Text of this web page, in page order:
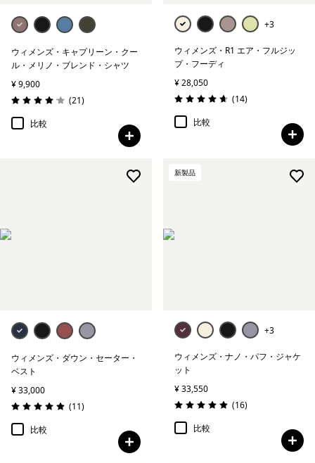
ウィメンズ・キャプリーン・クー
ル・メリノ・ブレンド・シャツ
¥ 9,900
評価: 4.0 / 5
(21レビュー
)
比較
+3
ウィメンズ・R1 エア・フルジッ
プ・フーディ
¥ 28,050
評価: 4.6 / 5
(14レビュー
)
比較
ウィメンズ・ダウン・セーター・
ベスト
¥ 33,000
評価: 4.9 / 5
(11レビュー
)
比較
新製品
+3
ウィメンズ・ナノ・パフ・ジャケ
ット
¥ 33,550
評価: 4.9 / 5
(16レビュー
)
比較